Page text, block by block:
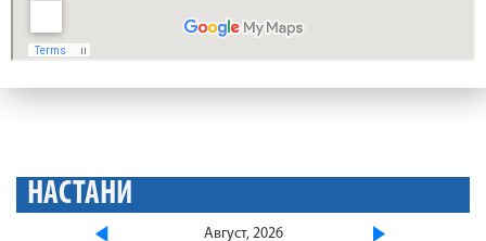
НАСТАНИ
Август, 2026